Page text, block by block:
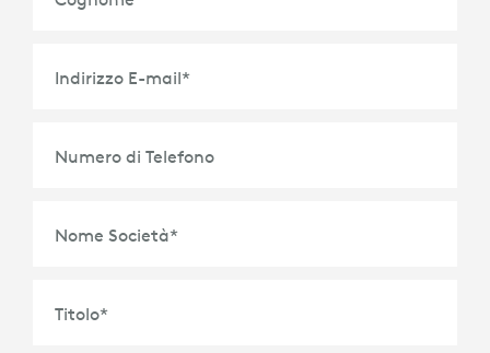
Indirizzo E-mail*
Numero di Telefono
Nome Società*
Titolo*